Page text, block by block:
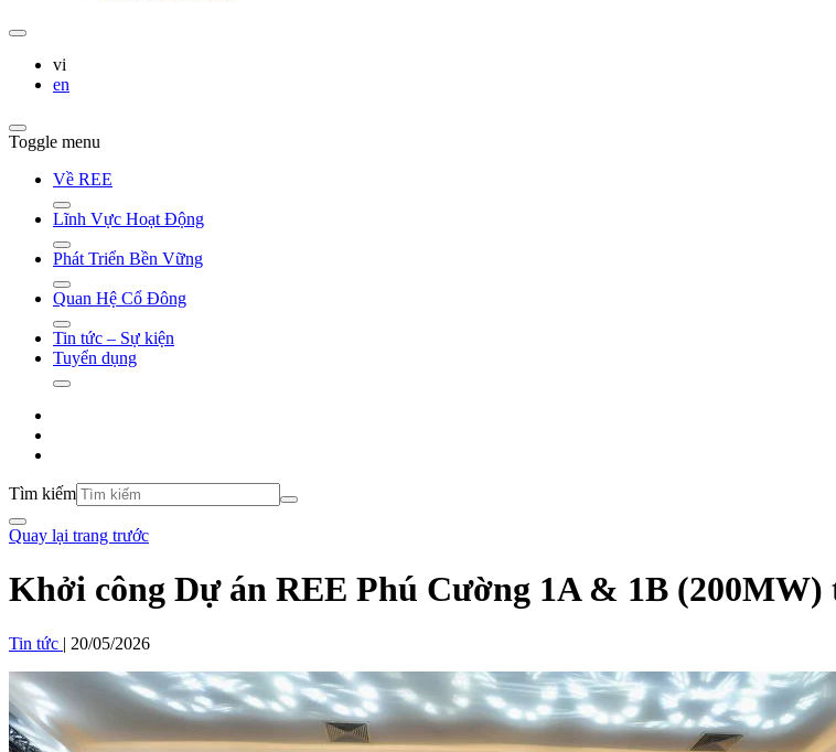
vi
en
Toggle menu
Về REE
Lĩnh Vực Hoạt Động
Phát Triển Bền Vững
Quan Hệ Cổ Đông
Tin tức – Sự kiện
Tuyển dụng
Tìm kiếm
Quay lại trang trước
Khởi công Dự án REE Phú Cường 1A & 1B
Tin tức | 20/05/2026